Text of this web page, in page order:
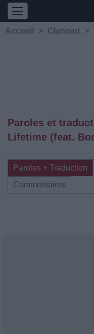
Accueil > Clannad >
Paroles et
Lifetime (feat.
Paroles + Traduction
Commentaires